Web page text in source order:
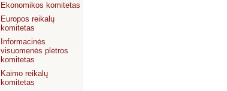
Ekonomikos komitetas
Europos reikalų
komitetas
Informacinės
visuomenės plėtros
komitetas
Kaimo reikalų
komitetas